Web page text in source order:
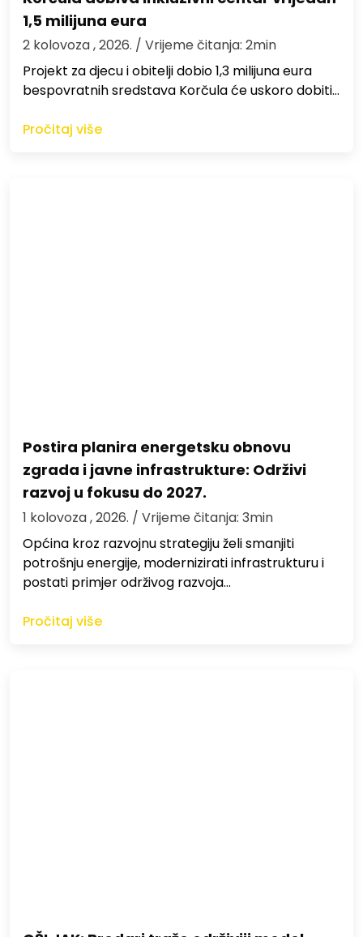
1,5 milijuna eura
2 kolovoza , 2026. / Vrijeme čitanja: 2min
Projekt za djecu i obitelji dobio 1,3 milijuna eura
bespovratnih sredstava Korčula će uskoro dobiti…
Pročitaj više
Postira planira energetsku obnovu
zgrada i javne infrastrukture: Održivi
razvoj u fokusu do 2027.
1 kolovoza , 2026. / Vrijeme čitanja: 3min
Općina kroz razvojnu strategiju želi smanjiti
potrošnju energije, modernizirati infrastrukturu i
postati primjer održivog razvoja…
Pročitaj više